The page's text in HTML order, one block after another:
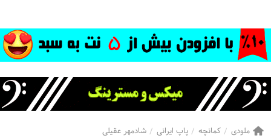
ملودی کمانچه پاپ ایرانی شادمهر عقیلی